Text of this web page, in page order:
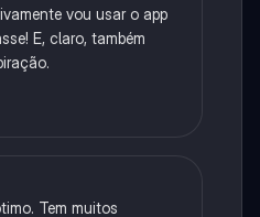
vou usar o app
E, claro, também
Tem muitos